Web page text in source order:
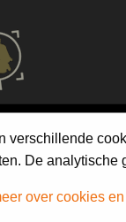
verschillende
De
over cookies